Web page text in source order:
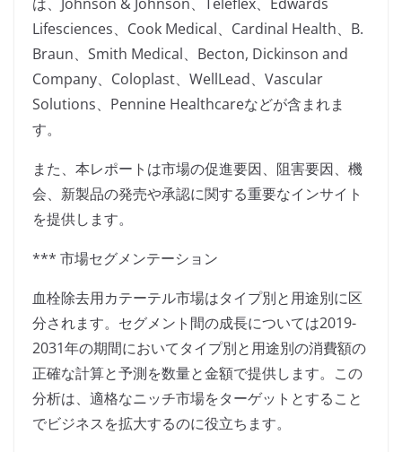
Lifesciences、Cook Medical、Cardinal Health、B.
Braun、Smith Medical、Becton, Dickinson and
Company、Coloplast、WellLead、Vascular
Solutions、Pennine Healthcareなどが含まれま
す。
また、本レポートは市場の促進要因、阻害要因、機
会、新製品の発売や承認に関する重要なインサイト
を提供します。
*** 市場セグメンテーション
血栓除去用カテーテル市場はタイプ別と用途別に区
分されます。セグメント間の成長については2019-
2031年の期間においてタイプ別と用途別の消費額の
正確な計算と予測を数量と金額で提供します。この
分析は、適格なニッチ市場をターゲットとすること
でビジネスを拡大するのに役立ちます。